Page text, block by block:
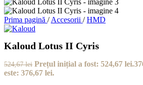
Prima pagină / Accesorii / HMD
Kaloud Lotus II Cyris
524,67lei Prețul inițial a fost: 524,67 lei.
este: 376,67 lei.